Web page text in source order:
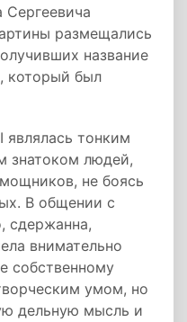
Сергеевича
размещались
название
который был
являлась тонким
знатоком людей,
не боясь
В общении с
сдержанна,
внимательно
собственному
умом, но
дельную мысль и